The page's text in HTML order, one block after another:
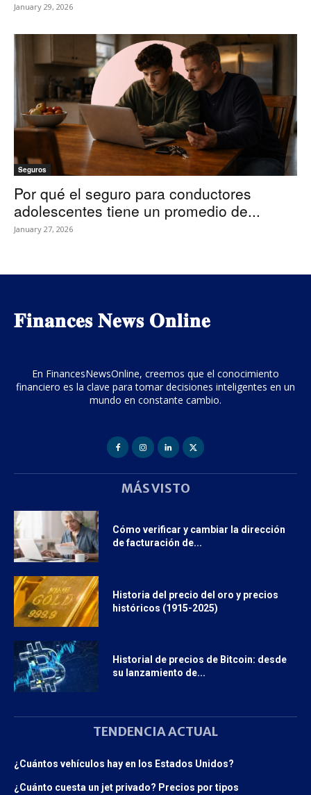
January 29, 2026
Seguros
Por qué el seguro para conductores
adolescentes tiene un promedio de...
January 27, 2026
𝐅𝐢𝐧𝐚𝐧𝐜𝐞𝐬 𝐍𝐞𝐰𝐬 𝐎𝐧𝐥𝐢𝐧𝐞
En FinancesNewsOnline, creemos que el conocimiento
financiero es la clave para tomar decisiones inteligentes en un
mundo en constante cambio.
MÁS VISTO
Cómo verificar y cambiar la dirección
de facturación de...
Historia del precio del oro y precios
históricos (1915-2025)
Historial de precios de Bitcoin: desde
su lanzamiento de...
TENDENCIA ACTUAL
¿Cuántos vehículos hay en los Estados Unidos?
¿Cuánto cuesta un jet privado? Precios por tipos